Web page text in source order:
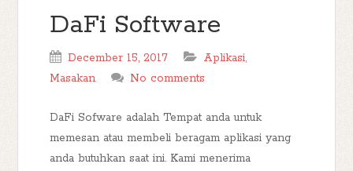
DaFi Software
December 15, 2017 Aplikasi,
Masakan
No comments
DaFi Sofware adalah Tempat anda untuk
memesan atau membeli beragam aplikasi yang
anda butuhkan saat ini. Kami menerima